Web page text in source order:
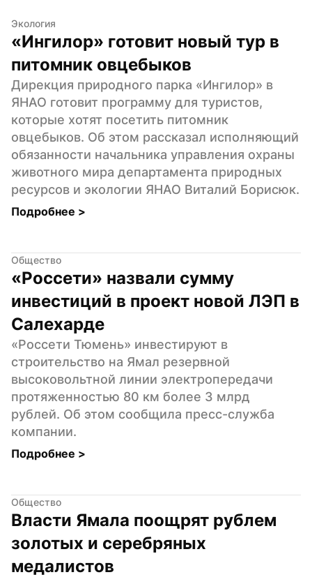
Экология
«Ингилор» готовит новый тур в
питомник овцебыков
Дирекция природного парка «Ингилор» в
ЯНАО готовит программу для туристов,
которые хотят посетить питомник
овцебыков. Об этом рассказал исполняющий
обязанности начальника управления охраны
животного мира департамента природных
ресурсов и экологии ЯНАО Виталий Борисюк.
Подробнее >
Общество
«Россети» назвали сумму
инвестиций в проект новой ЛЭП в
Салехарде
«Россети Тюмень» инвестируют в
строительство на Ямал резервной
высоковольтной линии электропередачи
протяженностью 80 км более 3 млрд
рублей. Об этом сообщила пресс-служба
компании.
Подробнее >
Общество
Власти Ямала поощрят рублем
золотых и серебряных
медалистов